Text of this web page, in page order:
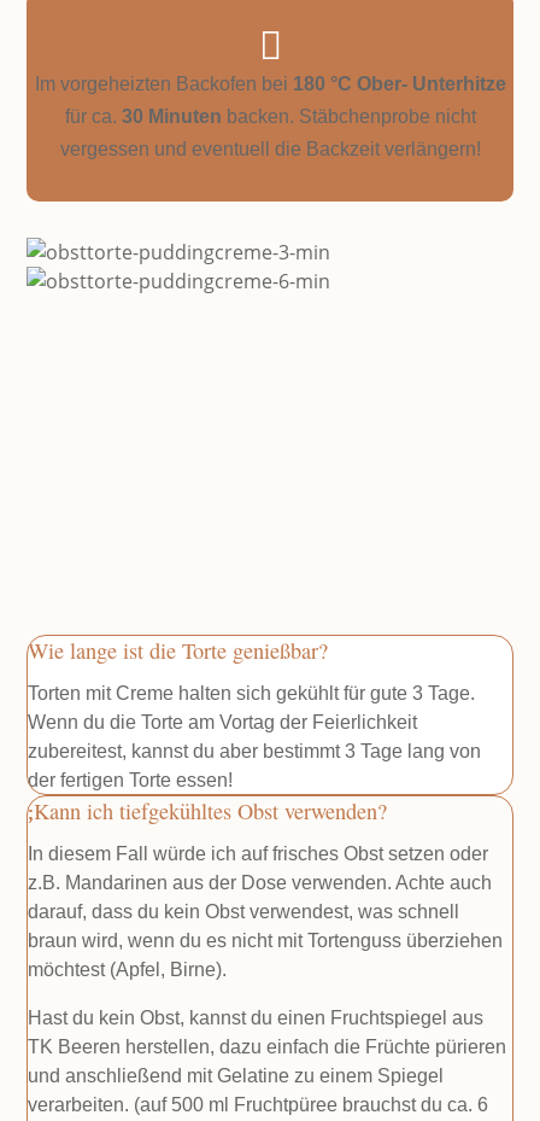

Im vorgeheizten Backofen bei 180 °C Ober- Unterhitze
für ca. 30 Minuten backen. Stäbchenprobe nicht
vergessen und eventuell die Backzeit verlängern!
Wie lange ist die Torte genießbar?
Torten mit Creme halten sich gekühlt für gute 3 Tage.
Wenn du die Torte am Vortag der Feierlichkeit
zubereitest, kannst du aber bestimmt 3 Tage lang von
der fertigen Torte essen!
Kann ich tiefgekühltes Obst verwenden?
In diesem Fall würde ich auf frisches Obst setzen oder
z.B. Mandarinen aus der Dose verwenden. Achte auch
darauf, dass du kein Obst verwendest, was schnell
braun wird, wenn du es nicht mit Tortenguss überziehen
möchtest (Apfel, Birne).
Hast du kein Obst, kannst du einen Fruchtspiegel aus
TK Beeren herstellen, dazu einfach die Früchte pürieren
und anschließend mit Gelatine zu einem Spiegel
verarbeiten. (auf 500 ml Fruchtpüree brauchst du ca. 6